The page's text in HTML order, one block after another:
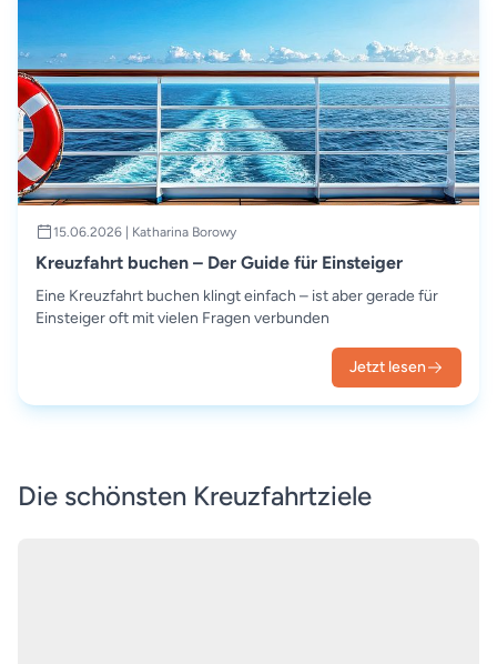
15.06.2026 | Katharina Borowy
Kreuzfahrt buchen – Der Guide für Einsteiger
Eine Kreuzfahrt buchen klingt einfach – ist aber gerade für
Einsteiger oft mit vielen Fragen verbunden
Jetzt lesen
Die schönsten Kreuzfahrtziele